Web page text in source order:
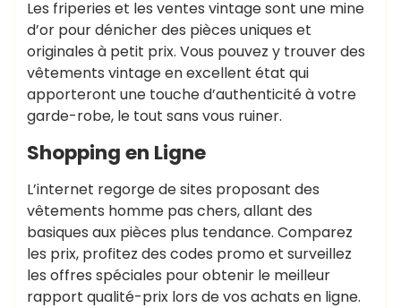
Les friperies et les ventes vintage sont une mine
d’or pour dénicher des pièces uniques et
originales à petit prix. Vous pouvez y trouver des
vêtements vintage en excellent état qui
apporteront une touche d’authenticité à votre
garde-robe, le tout sans vous ruiner.
Shopping en Ligne
L’internet regorge de sites proposant des
vêtements homme pas chers, allant des
basiques aux pièces plus tendance. Comparez
les prix, profitez des codes promo et surveillez
les offres spéciales pour obtenir le meilleur
rapport qualité-prix lors de vos achats en ligne.